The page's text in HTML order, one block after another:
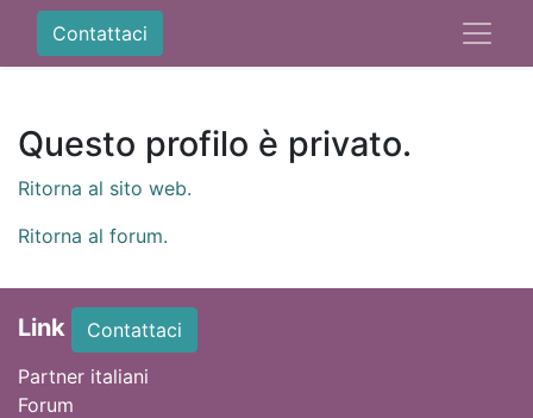
Contattaci
Questo profilo è privato.
Ritorna al sito web.
Ritorna al forum.
Link
Contattaci
Partner italiani
Forum